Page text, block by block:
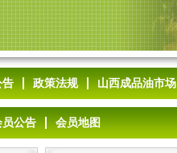
告 政策法规 山西成品油市场
员公告 会员地图